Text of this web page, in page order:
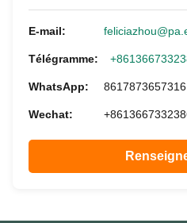
E-mail:
Télégramme:
WhatsApp: 8617873657316
Wechat: